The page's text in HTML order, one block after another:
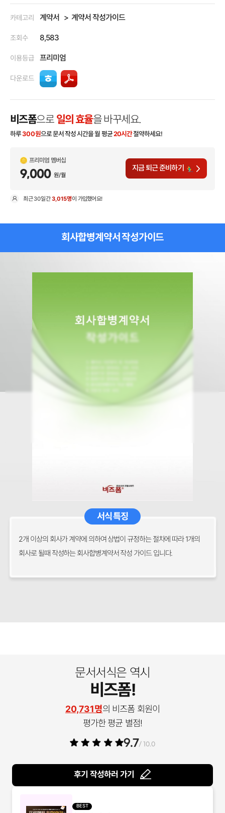
카테고리 계약서 계약서 작성가이드
조회수 8,583
이용등급 프리미엄
다운로드
비즈폼으로 일의 효율을 바꾸세요.
하루300원으로 문서 작성 시간을 월 평균20시간절약하세요!
프리미엄 멤버십
9,000 원/월
지금 퇴근 준비하기
최근30일간3,015명이 가입했어요!
회사합병계약서 작성가이드
서식 특징
2개 이상의 회사가 계약에 의하여 상법이 규정하는 절차에 따라 1개의
회사로 될때 작성하는 회사합병계약서 작성 가이드 입니다.
문서서식은 역시
비즈폼!
20,731명의 비즈폼 회원이
평가한 평균 별점!
9.7/ 10.0
후기 작성하러 가기
BEST